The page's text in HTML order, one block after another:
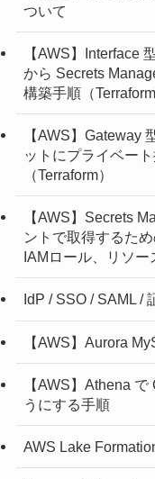
ついて
【AWS】Interface
から Secrets
構築手順（Terraform
【AWS】Gateway
ットにプライベー
（Terraform）
【AWS】Secrets
ントで取得するた
IAMロール、リソ
IdP / SSO / SAML /
【AWS】Aurora
【AWS】Athena
うにする手順
AWS Lake